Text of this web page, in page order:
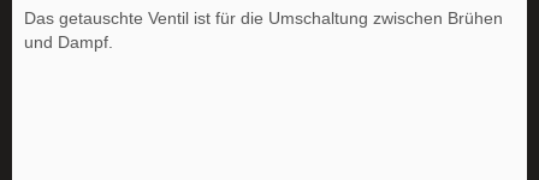
Das getauschte Ventil ist für die Umschaltung zwischen Brühen
und Dampf.